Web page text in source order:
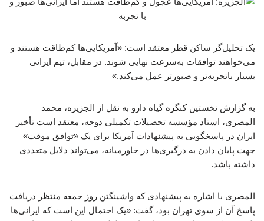
یک تحلیل‌گر ساکن قطر معتقد است: «آمریکایی‌ها کم‌طاقت هستند و
می‌خواهند توافقات به‌سرعت نهایی شوند. در مقابل، تیم ایرانی
بسیار باتجربه‌تر و صبورتر عمل می‌کند.»
به گزارش نخستین کنگره گیاه دارو به نقل از الجزیره، محمد
المصری، استاد مؤسسه تحصیلات تکمیلی دوحه، معتقد است تأخیر
ایران در پاسخگویی به پیشنهادات آمریکا برای یک «توافق موقت»
جهت پایان دادن به درگیری‌ها در خاورمیانه، می‌تواند دلایل متعددی
داشته باشد.
المصری با اشاره به پیشنهادی که واشینگتن روز جمعه منتظر دریافت
پاسخ آن از سوی تهران بود، گفت: «یک احتمال این است که ایرانی‌ها